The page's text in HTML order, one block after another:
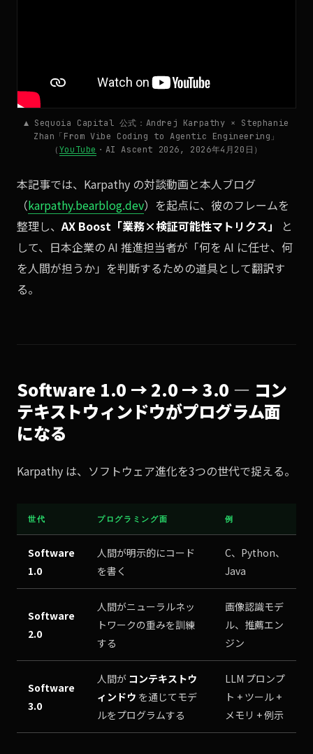
▲ Sequoia Capital 公式：Andrej Karpathy × Stephanie
Zhan「From Vibe Coding to Agentic Engineering」
（YouTube ・AI Ascent 2026, 2026年4月20日）
本記事では、Karpathy の対談動画と本人ブログ
（karpathy.bearblog.dev）を起点に、彼のフレームを
整理し、AX Boost「業務×検証可能性マトリクス」
と
して、日本企業の AI 推進担当者が「何を AI に任せ、何
を人間が担うか」を判断するための道具として翻訳す
る。
Software 1.0 → 2.0 → 3.0 — コン
テキストウィンドウがプログラム面
になる
Karpathy は、ソフトウェア進化を3つの世代で捉える。
世代 プログラミング面 例
Software
1.0
人間が明示的にコード
を書く
C、Python、
Java
Software
2.0
人間がニューラルネッ
トワークの重みを訓練
する
画像認識モデ
ル、推薦エン
ジン
Software
3.0
人間が コンテキストウ
ィンドウ を通じてモデ
ルをプログラムする
LLM プロンプ
ト + ツール +
メモリ + 例示